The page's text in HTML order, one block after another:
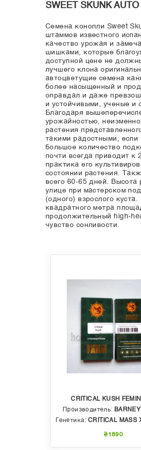
SWEET SKUNK AUTO
Семена конопли Sweet
штаммов известного
качество урожая и
шишками, которые
доступной цене не
лучшего клона
автоцветущие семена
более насыщенный и
оправдал и даже
и устойчивыми, ученые и
Благодаря
урожайностью,
растения
такими радостными, если
большое количество
почти всегда приводит к
практика его
состоянии растения.
всего 60-65 дней.
улице при мастерском
(одного) взрослого
квадратного метра
продолжительный high-
чувство сонливости.
CRITICAL KUSH
Производитель:
Генетика:CRITICAL MASS X
₴1890